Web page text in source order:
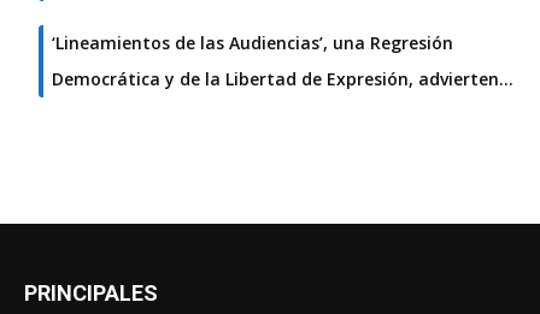
‘Lineamientos de las Audiencias’, una Regresión
Democrática y de la Libertad de Expresión, advierten…
PRINCIPALES